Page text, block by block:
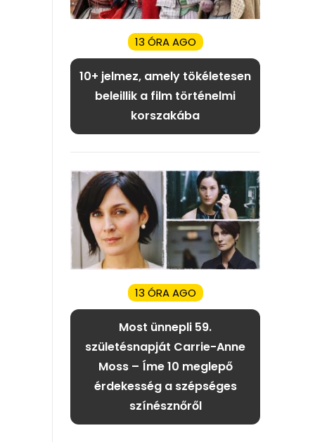
13 ÓRA AGO
10+ jelmez, amely tökéletesen
beleillik a film történelmi
korszakába
13 ÓRA AGO
Most ünnepli 59.
születésnapját Carrie-Anne
Moss – Íme 10 meglepő
érdekesség a szépséges
színésznőről